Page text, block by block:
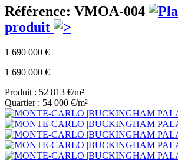
Référence: VMOA-004
produit
1 690 000 €
1 690 000 €
Produit : 52 813 €/m²
Quartier : 54 000 €/m²